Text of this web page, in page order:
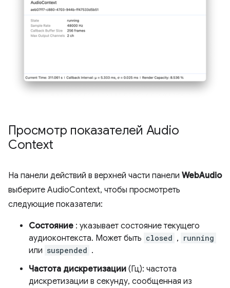
Просмотр показателей Audio
Context
На панели действий в верхней части панели WebAudio
выберите AudioContext, чтобы просмотреть
следующие показатели:
Состояние : указывает состояние текущего
аудиоконтекста. Может быть closed , running
или suspended .
Частота дискретизации (Гц): частота
дискретизации в секунду, сообщенная из